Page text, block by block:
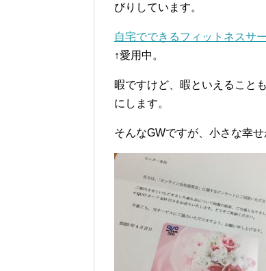
びりしています。
自宅でできるフィットネスサ
↑愛用中。
暇ですけど、暇といえること
にします。
そんなGWですが、小さな幸